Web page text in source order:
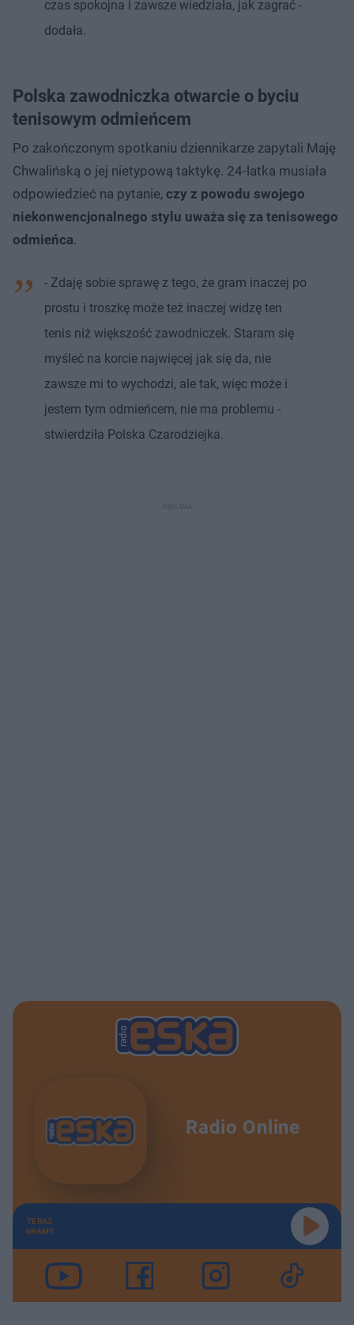
czas spokojna i zawsze wiedziała, jak zagrać -
dodała.
Polska zawodniczka otwarcie o byciu
tenisowym odmieńcem
Po zakończonym spotkaniu dziennikarze zapytali Maję
Chwalińską o jej nietypową taktykę. 24-latka musiała
odpowiedzieć na pytanie, czy z powodu swojego
niekonwencjonalnego stylu uważa się za tenisowego
odmieńca.
- Zdaję sobie sprawę z tego, że gram inaczej po
prostu i troszkę może też inaczej widzę ten
tenis niż większość zawodniczek. Staram się
myśleć na korcie najwięcej jak się da, nie
zawsze mi to wychodzi, ale tak, więc może i
jestem tym odmieńcem, nie ma problemu -
stwierdziła Polska Czarodziejka.
Radio Online
TERAZ
GRAMY